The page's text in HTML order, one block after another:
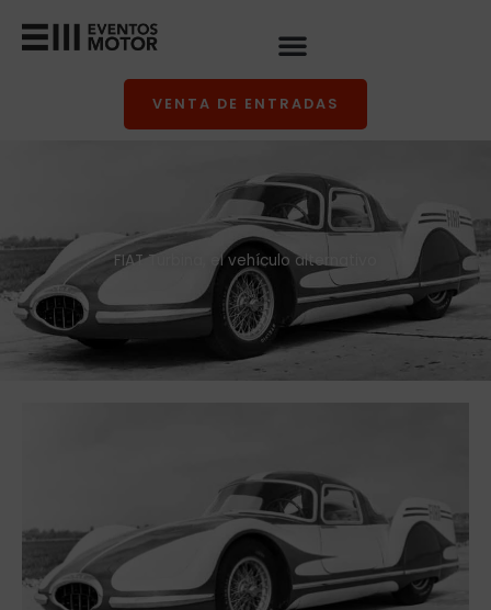
VENTA DE ENTRADAS
FIAT Turbina, el vehículo alternativo